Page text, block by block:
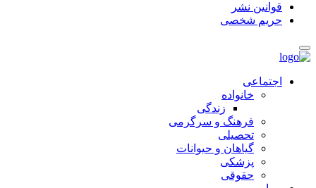
قوانین نشر
حریم شخصی
اجتماعی
خانواده
زندگی
فرهنگ و سرگرمی
تحصیلی
گیاهان و حیوانات
پزشکی
حقوقی